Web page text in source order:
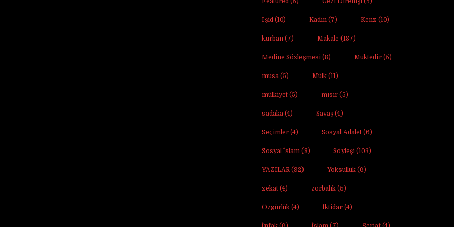
Işid (10) Kadın (7) Kenz (10)
kurban (7) Makale (187)
Medine Sözleşmesi (8) Muktedir (5)
musa (5) Mülk (11)
mülkiyet (5) mısır (5)
sadaka (4) Savaş (4)
Seçimler (4) Sosyal Adalet (6)
Sosyal İslam (8) Söyleşi (103)
YAZILAR (92) Yoksulluk (6)
zekat (4) zorbalık (5)
Özgürlük (4) İktidar (4)